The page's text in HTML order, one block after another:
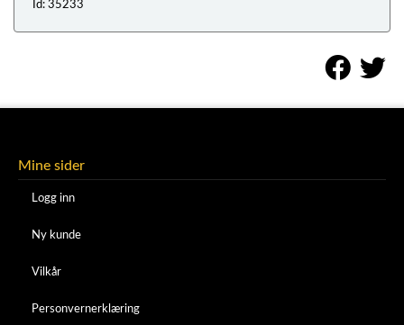
Id: 35233
Mine sider
Logg inn
Ny kunde
Vilkår
Personvernerklæring